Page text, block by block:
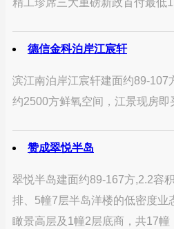
德信金科泊岸江宸轩
滨江南泊岸江宸轩建面约89-107
约2500方鲜氧空间，江景现房即
赞成翠悦半岛
翠悦半岛建面约89-167方,2.2容
排、5幢7层半岛洋楼的低密度业
瞰景高层及1幢2层底商，共17